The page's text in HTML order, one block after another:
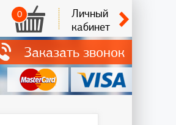
0
Личный
кабинет
Заказать звонок